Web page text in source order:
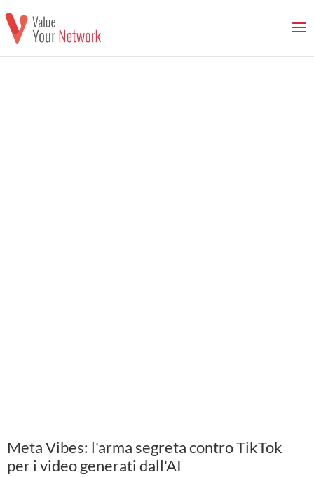
Meta Vibes: l'arma segreta contro TikTok
per i video generati dall'AI